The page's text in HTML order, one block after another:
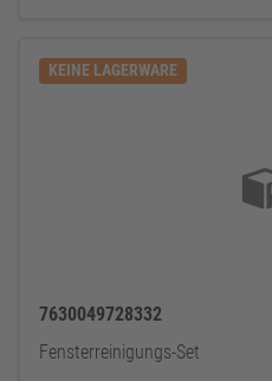
KEINE LAGERWARE
7630049728332
Fensterreinigungs-Set